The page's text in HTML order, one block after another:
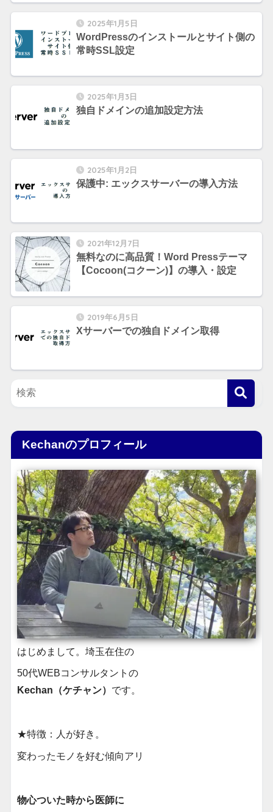
2025年1月5日
WordPressのインストールとサイト側の
常時SSL設定
2025年1月3日
独自ドメインの追加設定方法
2025年1月2日
保護中: エックスサーバーの導入方法
2021年12月7日
無料なのに高品質！Word Pressテーマ
【Cocoon(コクーン)】の導入・設定
2019年6月5日
Xサーバーでの独自ドメイン取得
Kechanのプロフィール
はじめまして。埼玉在住の
50代WEBコンサルタントの
Kechan（ケチャン） です。
★特徴：人が好き。
変わったモノを好む傾向アリ
物心ついた時から医師に